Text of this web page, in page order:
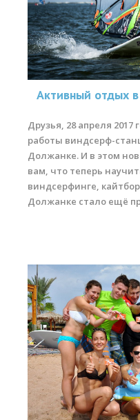
Прокат
Активный отдых
Друзья, 28 апреля
работы виндсерф-
Должанке. И в этом
вам, что теперь
виндсерфинге,
Должанке стало ещё